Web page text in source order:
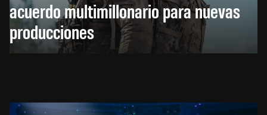
acuerdo multimillonario para nuevas
producciones